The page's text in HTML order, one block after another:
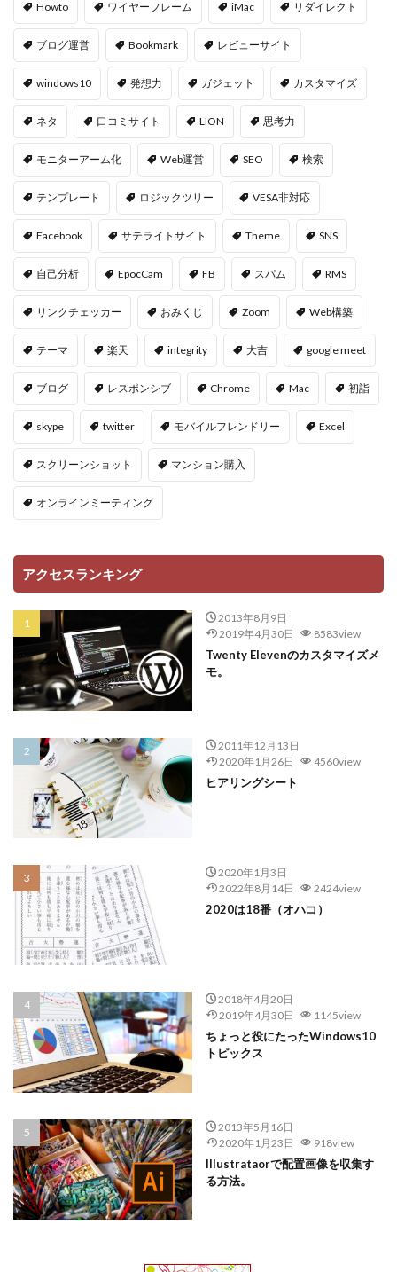
Howto ワイヤーフレーム iMac リダイレクト
ブログ運営 Bookmark レビューサイト
windows10 発想力 ガジェット カスタマイズ
ネタ 口コミサイト LION 思考力
モニターアーム化 Web運営 SEO 検索
テンプレート ロジックツリー VESA非対応
Facebook サテライトサイト Theme SNS
自己分析 EpocCam FB スパム RMS
リンクチェッカー おみくじ Zoom Web構築
テーマ 楽天 integrity 大吉 google meet
ブログ レスポンシブ Chrome Mac 初詣
skype twitter モバイルフレンドリー Excel
スクリーンショット マンション購入
オンラインミーティング
アクセスランキング
2013年8月9日
2019年4月30日
8583view
Twenty Elevenのカスタマイズメ
モ。
2011年12月13日
2020年1月26日
4560view
ヒアリングシート
2020年1月3日
2022年8月14日
2424view
2020は18番（オハコ）
2018年4月20日
2019年4月30日
1145view
ちょっと役にたったWindows10
トピックス
2013年5月16日
2020年1月23日
918view
Illustrataorで配置画像を収集す
る方法。